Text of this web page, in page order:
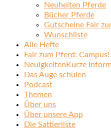
Neuheiten Pferde
Bücher Pferde
Gutscheine Fair
Wunschliste
Alle Hefte
Fair zum Pferd:
Neuigkeiten Kurze
Das Auge schulen
Podcast
Themen
Über uns
Über unsere App
Die Sattlerliste